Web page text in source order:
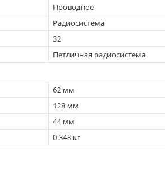
Проводное
Радиосистема
32
Петличная радиосистема
62 мм
128 мм
44 мм
0.348 кг